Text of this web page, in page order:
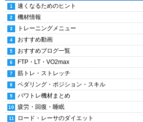
速くなるためのヒント
機材情報
トレーニングメニュー
おすすめ動画
おすすめブログ一覧
FTP・LT・VO2max
筋トレ・ストレッチ
ペダリング・ポジション・スキル
パワトレ機材まとめ
疲労・回復・睡眠
ロード・レーサのダイエット